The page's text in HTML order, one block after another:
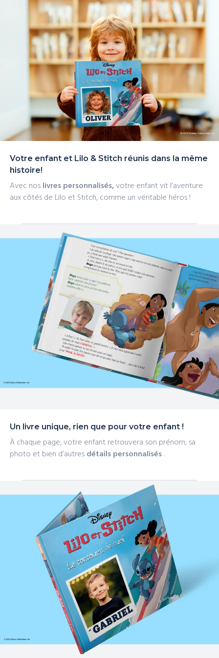
rapide
Votre enfant et Lilo & Stitch réunis dans la même
histoire!
Avec noslivres personnalisés,votre enfant vit l’aventure
aux côtés de Lilo et Stitch, comme un véritable héros !
Un livre unique, rien que pour votre enfant !
À chaque page, votre enfant retrouvera son prénom, sa
photo et bien d’autresdétails personnalisés.